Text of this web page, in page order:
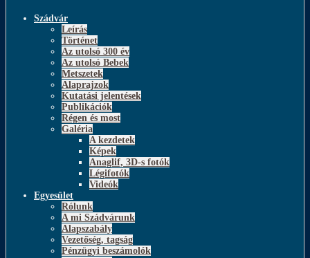
Szádvár
Leírás
Történet
Az utolsó 300 év
Az utolsó Bebek
Metszetek
Alaprajzok
Kutatási jelentések
Publikációk
Régen és most
Galéria
A kezdetek
Képek
Anaglif, 3D-s fotók
Légifotók
Videók
Egyesület
Rólunk
A mi Szádvárunk
Alapszabály
Vezetőség, tagság
Pénzügyi beszámolók